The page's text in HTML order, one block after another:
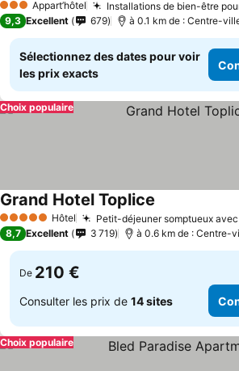
3 ÉtoilesAppart’hôtel Installations de bien-être
9,3 Excellent 679 à 0.1 km de : Centre-
Sélectionnez des dates pour voir
les prix exacts
Choix populaire
5 Étoiles Hôtel Petit-déjeuner somptueux
Grand Hotel Toplice
8,7 Excellent 3 719 à 0.6 km de : Centre-
De 210 €
Consulter les prix de 14 sites
Choix populaire